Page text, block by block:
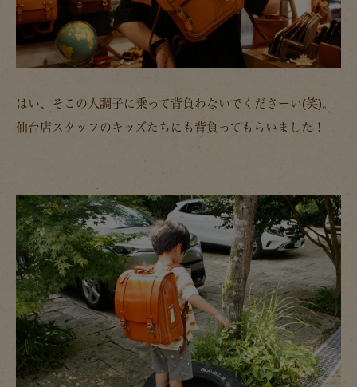
はい、そこの人調子に乗って背負わないでくださーい(笑)。
仙台店スタッフのキッズたちにも背負ってもらいました！